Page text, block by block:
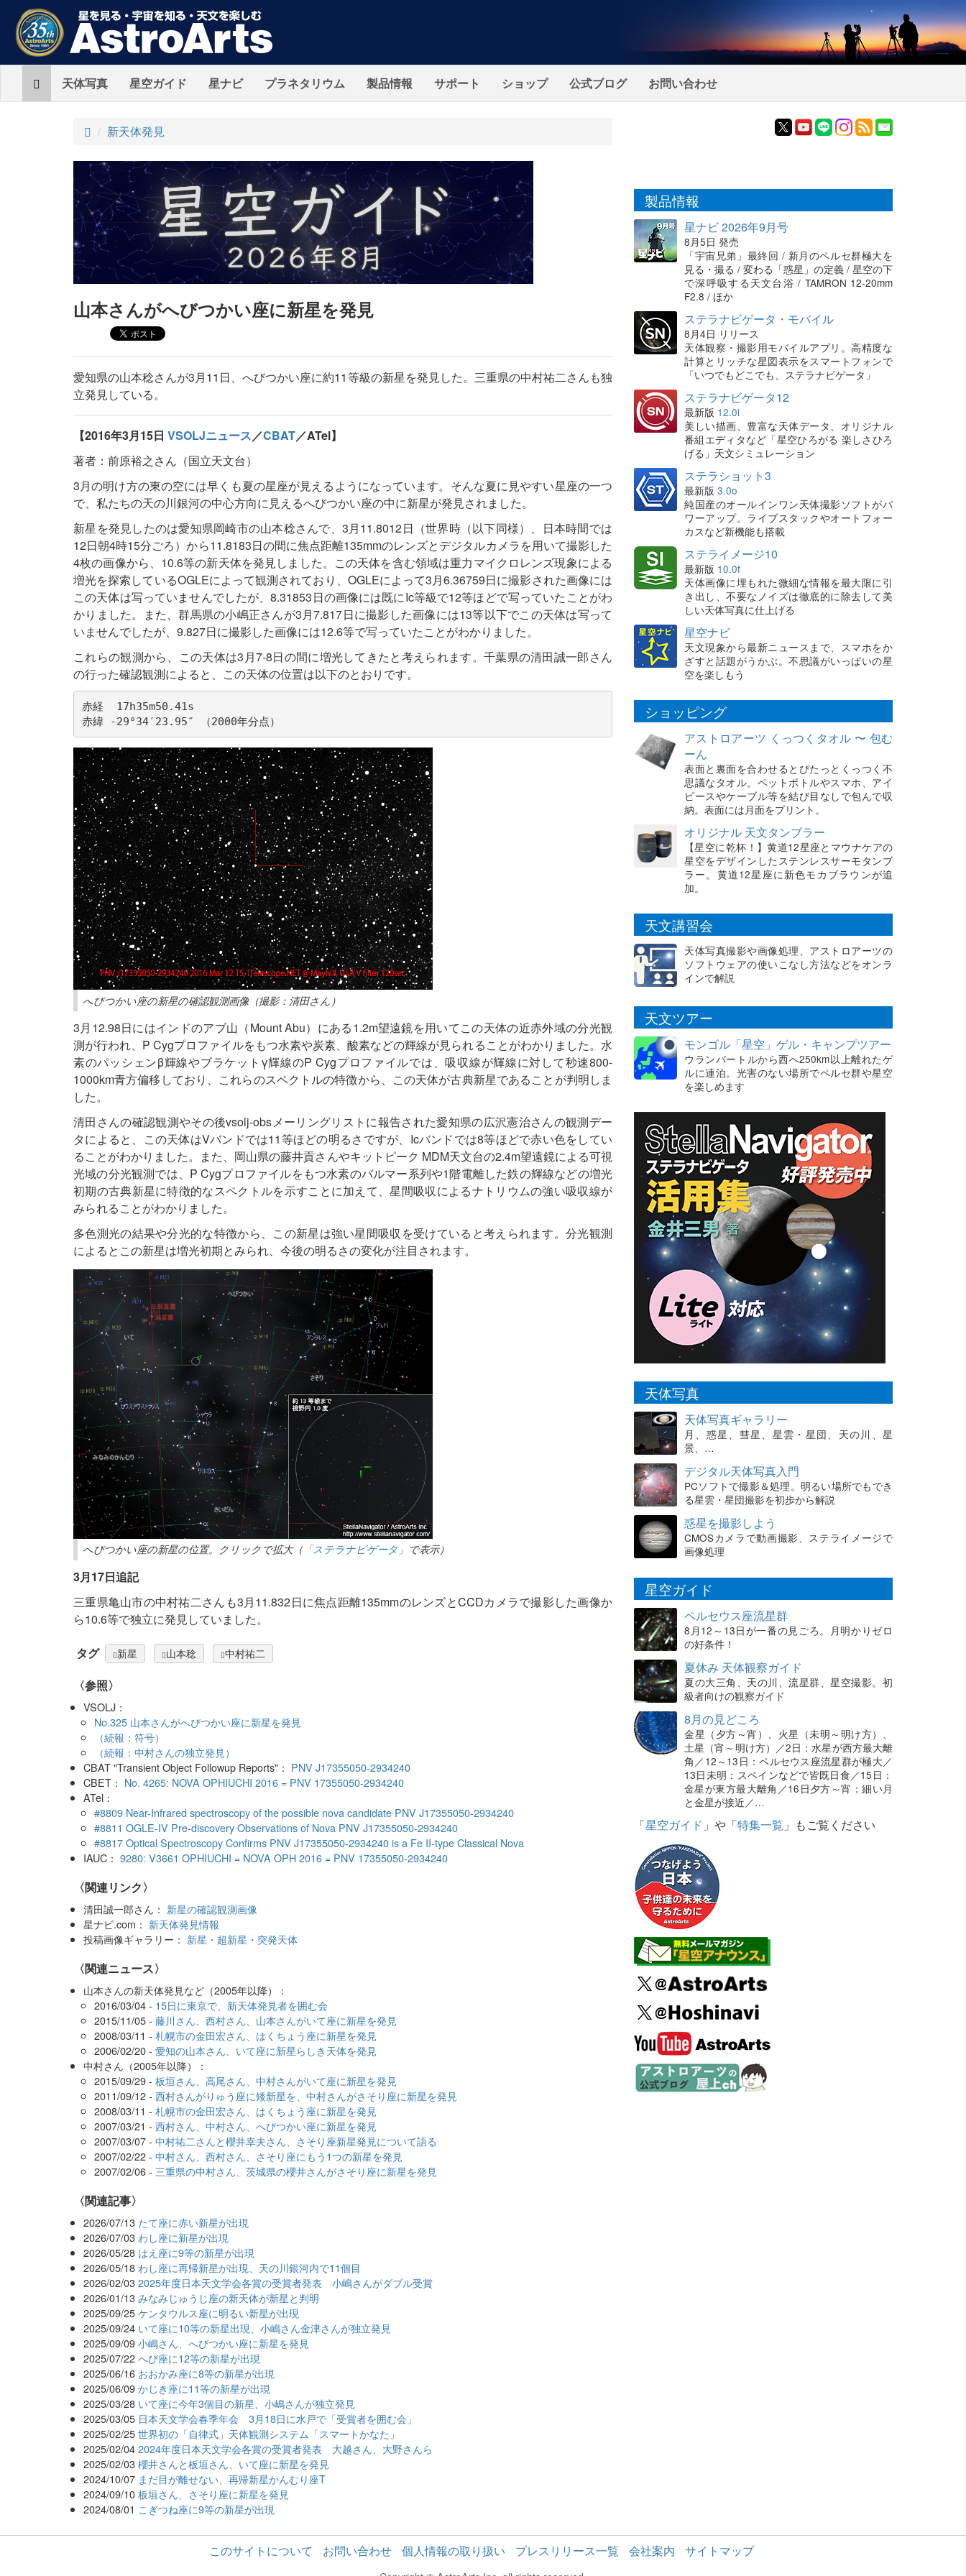
Home天体写真 星空ガイド 星ナビ プラネタリウム 製品情報 サポート ショップ 公式ブログ お問い合わせ
ト
プ
新天体発見
山本さんがへびつかい座に新星を発見
愛知県の山本稔さんが3月11日、へびつかい座に約11等級の新星を発見した。三重県の中村祐二さんも独
立発見している。
【2016年3月15日 VSOLJニュース／CBAT／ATel】
著者：前原裕之さん（国立天文台）
3月の明け方の東の空には早くも夏の星座が見えるようになっています。そんな夏に見やすい星座の一つ
で、私たちの天の川銀河の中心方向に見えるへびつかい座の中に新星が発見されました。
新星を発見したのは愛知県岡崎市の山本稔さんで、3月11.8012日（世界時（以下同様）、日本時間では
12日朝4時15分ごろ）から11.8183日の間に焦点距離135mmのレンズとデジタルカメラを用いて撮影した
4枚の画像から、10.6等の新天体を発見しました。この天体を含む領域は重力マイクロレンズ現象による
増光を探索しているOGLEによって観測されており、OGLEによって3月6.36759日に撮影された画像には
この天体は写っていませんでしたが、8.31853日の画像には既にIc等級で12等ほどで写っていたことがわ
かりました。また、群馬県の小嶋正さんが3月7.817日に撮影した画像には13等以下でこの天体は写って
いませんでしたが、9.827日に撮影した画像には12.6等で写っていたことがわかりました。
これらの観測から、この天体は3月7-8日の間に増光してきたと考えられます。千葉県の清田誠一郎さん
の行った確認観測によると、この天体の位置は以下のとおりです。
赤経  17h35m50.41s
赤緯 -29°34′23.95″ （2000年分点）
へびつかい座の新星の確認観測画像（撮影：清田さん）
3月12.98日にはインドのアブ山（Mount Abu）にある1.2m望遠鏡を用いてこの天体の近赤外域の分光観
測が行われ、P Cygプロファイルをもつ水素や炭素、酸素などの輝線が見られることがわかりました。水
素のパッシェンβ輝線やブラケットγ輝線のP Cygプロファイルでは、吸収線が輝線に対して秒速800-
1000km青方偏移しており、これらのスペクトルの特徴から、この天体が古典新星であることが判明しま
した。
清田さんの確認観測やその後vsolj-obsメーリングリストに報告された愛知県の広沢憲治さんの観測デー
タによると、この天体はVバンドでは11等ほどの明るさですが、Icバンドでは8等ほどで赤い色をしてい
ることがわかりました。また、岡山県の藤井貢さんやキットピーク MDM天文台の2.4m望遠鏡による可視
光域の分光観測では、P Cygプロファイルをもつ水素のバルマー系列や1階電離した鉄の輝線などの増光
初期の古典新星に特徴的なスペクトルを示すことに加えて、星間吸収によるナトリウムの強い吸収線が
みられることがわかりました。
多色測光の結果や分光的な特徴から、この新星は強い星間吸収を受けていると考えられます。分光観測
によるとこの新星は増光初期とみられ、今後の明るさの変化が注目されます。
へびつかい座の新星の位置。クリックで拡大（「ステラナビゲータ」 で表示）
3月17日追記
三重県亀山市の中村祐二さんも3月11.832日に焦点距離135mmのレンズとCCDカメラで撮影した画像か
ら10.6等で独立に発見していました。
タグ 新星 山本稔 中村祐二
〈参照〉
VSOLJ：
No.325 山本さんがへびつかい座に新星を発見
（続報：符号）
（続報：中村さんの独立発見）
CBAT "Transient Object Followup Reports"： PNV J17355050-2934240
CBET： No. 4265: NOVA OPHIUCHI 2016 = PNV 17355050-2934240
ATel：
#8809 Near-Infrared spectroscopy of the possible nova candidate PNV J17355050-2934240
#8811 OGLE-IV Pre-discovery Observations of Nova PNV J17355050-2934240
#8817 Optical Spectroscopy Confirms PNV J17355050-2934240 is a Fe II-type Classical Nova
IAUC：9280: V3661 OPHIUCHI = NOVA OPH 2016 = PNV 17355050-2934240
〈関連リンク〉
清田誠一郎さん： 新星の確認観測画像
星ナビ.com： 新天体発見情報
投稿画像ギャラリー： 新星・超新星・突発天体
〈関連ニュース〉
山本さんの新天体発見など（2005年以降）：
2016/03/04 - 15日に東京で、新天体発見者を囲む会
2015/11/05 - 藤川さん、西村さん、山本さんがいて座に新星を発見
2008/03/11 - 札幌市の金田宏さん、はくちょう座に新星を発見
2006/02/20 - 愛知の山本さん、いて座に新星らしき天体を発見
中村さん（2005年以降）：
2015/09/29 - 板垣さん、高尾さん、中村さんがいて座に新星を発見
2011/09/12 - 西村さんがりゅう座に矮新星を、中村さんがさそり座に新星を発見
2008/03/11 - 札幌市の金田宏さん、はくちょう座に新星を発見
2007/03/21 - 西村さん、中村さん、へびつかい座に新星を発見
2007/03/07 - 中村祐二さんと櫻井幸夫さん、さそり座新星発見について語る
2007/02/22 - 中村さん、西村さん、さそり座にもう1つの新星を発見
2007/02/06 - 三重県の中村さん、茨城県の櫻井さんがさそり座に新星を発見
関連記事
2026/07/13 たて座に赤い新星が出現
2026/07/03 わし座に新星が出現
2026/05/28 はえ座に9等の新星が出現
2026/05/18 わし座に再帰新星が出現、天の川銀河内で11個目
2026/02/03 2025年度日本天文学会各賞の受賞者発表 小嶋さんがダブル受賞
2026/01/13 みなみじゅうじ座の新天体が新星と判明
2025/09/25 ケンタウルス座に明るい新星が出現
2025/09/24 いて座に10等の新星出現、小嶋さん金津さんが独立発見
2025/09/09 小嶋さん、へびつかい座に新星を発見
2025/07/22 へび座に12等の新星が出現
2025/06/16 おおかみ座に8等の新星が出現
2025/06/09 かじき座に11等の新星が出現
2025/03/28 いて座に今年3個目の新星、小嶋さんが独立発見
2025/03/05 日本天文学会春季年会 3月18日に水戸で「受賞者を囲む会」
2025/02/25 世界初の「自律式」天体観測システム「スマートかなた」
2025/02/04 2024年度日本天文学会各賞の受賞者発表 大越さん、大野さんら
2025/02/03 櫻井さんと板垣さん、いて座に新星を発見
2024/10/07 まだ目が離せない、再帰新星かんむり座T
2024/09/10 板垣さん、さそり座に新星を発見
2024/08/01 こぎつね座に9等の新星が出現
製品情報
星ナビ 2026年9月号
8月5日 発売
「宇宙兄弟」最終回 / 新月のペルセ群極大を
見る・撮る / 変わる「惑星」の定義 / 星空の下
で深呼吸する天文台浴 / TAMRON 12-20mm
F2.8 / ほか
ステラナビゲータ・モバイル
8月4日 リリース
天体観察・撮影用モバイルアプリ。高精度な
計算とリッチな星図表示をスマートフォンで
「いつでもどこでも、ステラナビゲータ」
ステラナビゲータ12
最新版 12.0i
美しい描画、豊富な天体データ、オリジナル
番組エディタなど「星空ひろがる 楽しさひろ
げる」天文シミュレーション
ステラショット3
最新版 3.0o
純国産のオールインワン天体撮影ソフトがパ
ワーアップ。ライブスタックやオートフォー
カスなど新機能も搭載
ステライメージ10
最新版 10.0f
天体画像に埋もれた微細な情報を最大限に引
き出し、不要なノイズは徹底的に除去して美
しい天体写真に仕上げる
星空ナビ
天文現象から最新ニュースまで、スマホをか
ざすと話題がうかぶ。不思議がいっぱいの星
空を楽しもう
ショッピング
アストロアーツ くっつくタオル 〜 包む
ーん
表面と裏面を合わせるとぴたっとくっつく不
思議なタオル。ペットボトルやスマホ、アイ
ピースやケーブル等を結び目なしで包んで収
納。表面には月面をプリント。
オリジナル 天文タンブラー
【星空に乾杯！】黄道12星座とマウナケアの
星空をデザインしたステンレスサーモタンブ
ラー。黄道12星座に新色モカブラウンが追
加。
天文講習会
天体写真撮影や画像処理、アストロアーツの
ソフトウェアの使いこなし方法などをオンラ
インで解説
天文ツアー
モンゴル「星空」ゲル・キャンプツアー
ウランバートルから西へ250km以上離れたゲ
ルに連泊。光害のない場所でペルセ群や星空
を楽しめます
天体写真
天体写真ギャラリー
月、惑星、彗星、星雲・星団、天の川、星
景、…
デジタル天体写真入門
PCソフトで撮影＆処理。明るい場所でもでき
る星雲・星団撮影を初歩から解説
惑星を撮影しよう
CMOSカメラで動画撮影、ステライメージで
画像処理
星空ガイド
ペルセウス座流星群
8月12～13日が一番の見ごろ。月明かりゼロ
の好条件！
夏休み 天体観察ガイド
夏の大三角、天の川、流星群、星空撮影。初
級者向けの観察ガイド
8月の見どころ
金星（夕方～宵）、火星（未明～明け方）、
土星（宵～明け方）／2日：水星が西方最大離
角／12～13日：ペルセウス座流星群が極大／
13日未明：スペインなどで皆既日食／15日：
金星が東方最大離角／16日夕方～宵：細い月
と金星が接近／…
「星空ガイド 」や「特集一覧 」もご覧ください
このサイトについて お問い合わせ 個人情報の取り扱い プレスリリース一覧 会社案内 サイトマップ